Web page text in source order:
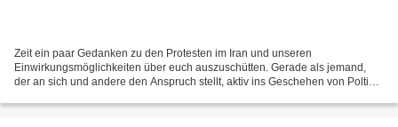
Zeit ein paar Gedanken zu den Protesten im Iran und unseren
Einwirkungsmöglichkeiten über euch auszuschütten. Gerade als jemand,
der an sich und andere den Anspruch stellt, aktiv ins Geschehen von Poltik